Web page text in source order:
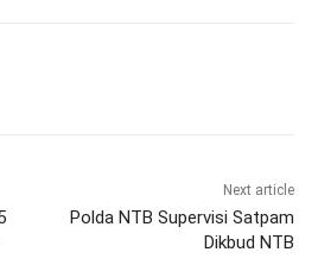
Next article
Polda NTB Supervisi Satpam
Dikbud NTB